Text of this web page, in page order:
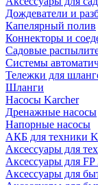
Дождеватели и
Капелярный полив
Коннекторы и
Садовые
Системы
Тележки для
Шланги
Насосы Karcher
Дренажные насосы
Напорные насосы
АКБ для техники
Аксессуары для
Аксессуары для FP
Аксессуары для